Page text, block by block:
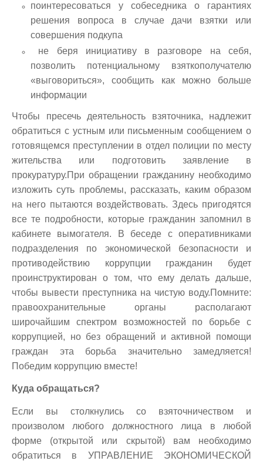
поинтересоваться у собеседника о гарантиях
решения вопроса в случае дачи взятки или
совершения подкупа
не беря инициативу в разговоре на себя,
позволить потенциальному взяткополучателю
«выговориться», сообщить как можно больше
информации
Чтобы пресечь деятельность взяточника, надлежит
обратиться с устным или письменным сообщением о
готовящемся преступлении в отдел полиции по месту
жительства или подготовить заявление в
прокуратуру.При обращении гражданину необходимо
изложить суть проблемы, рассказать, каким образом
на него пытаются воздействовать. Здесь пригодятся
все те подробности, которые гражданин запомнил в
кабинете вымогателя. В беседе с оперативниками
подразделения по экономической безопасности и
противодействию коррупции гражданин будет
проинструктирован о том, что ему делать дальше,
чтобы вывести преступника на чистую воду.Помните:
правоохранительные органы располагают
широчайшим спектром возможностей по борьбе с
коррупцией, но без обращений и активной помощи
граждан эта борьба значительно замедляется!
Победим коррупцию вместе!
Куда обращаться?
Если вы столкнулись со взяточничеством и
произволом любого должностного лица в любой
форме (открытой или скрытой) вам необходимо
обратиться в УПРАВЛЕНИЕ ЭКОНОМИЧЕСКОЙ